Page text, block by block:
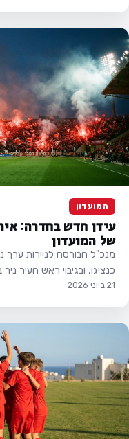
המועדון
עידן חדש בחדרה:
של המועדון
מנכ"ל הבורסה לניירות
כנציגו, ובגיבוי ראש העיר ניר
21 ביוני 2026